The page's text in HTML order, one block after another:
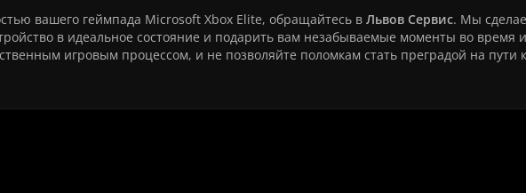
вашего геймпада Microsoft Xbox Elite, обращайтесь в Львов Сервис. Мы
в идеальное состояние и подарить вам незабываемые моменты во время
игровым процессом, и не позволяйте поломкам стать преградой на пути